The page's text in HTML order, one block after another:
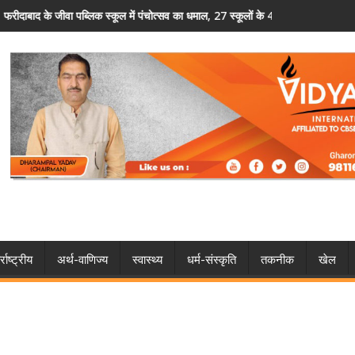
के 400 विद्यार्थियों ने दिखाया हुनर
फरीदाबाद पुलिस का अवैध हथियारों पर शिकंजा, 5 आरोपित गिरफ्तार
अर्थ-वाणिज्य स्वास्थ्य धर्म-संस्कृति तकनीक खेल